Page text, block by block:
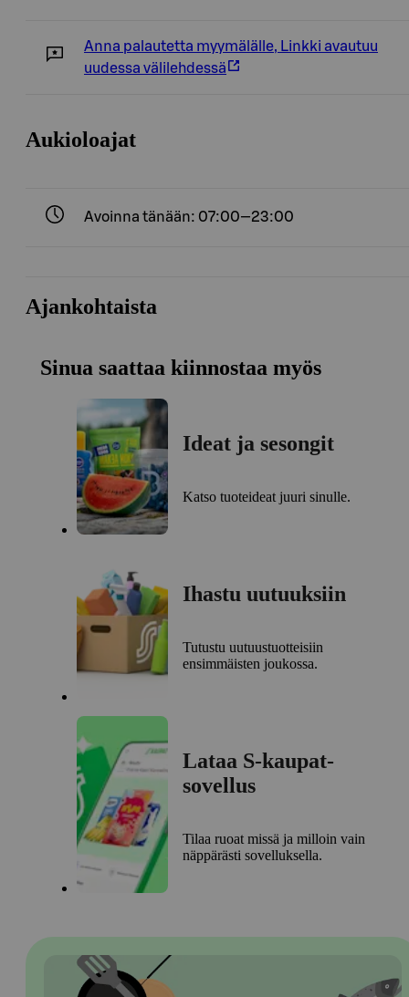
Anna palautetta myymälälle, Linkki avautuu
uudessa välilehdessä
Aukioloajat
Avoinna tänään: 07:00—23:00
Ajankohtaista
Sinua saattaa kiinnostaa myös
Ideat ja sesongit
Katso tuoteideat juuri sinulle.
Ihastu uutuuksiin
Tutustu uutuustuotteisiin
ensimmäisten joukossa.
Lataa S-kaupat-
sovellus
Tilaa ruoat missä ja milloin vain
näppärästi sovelluksella.